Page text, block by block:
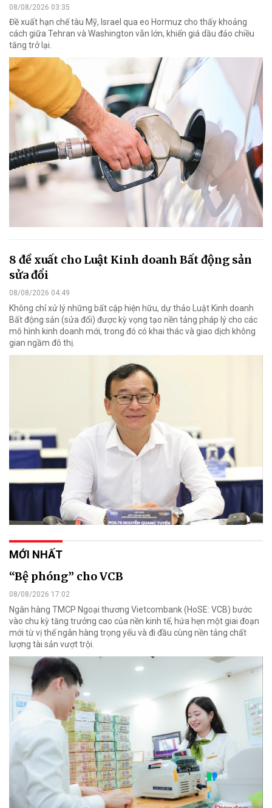
08/08/2026 03:35
Đề xuất hạn chế tàu Mỹ, Israel qua eo Hormuz cho thấy khoảng
cách giữa Tehran và Washington vẫn lớn, khiến giá dầu đảo chiều
tăng trở lại.
8 đề xuất cho Luật Kinh doanh Bất động sản
sửa đổi
08/08/2026 04:49
Không chỉ xử lý những bất cập hiện hữu, dự thảo Luật Kinh doanh
Bất động sản (sửa đổi) được kỳ vọng tạo nền tảng pháp lý cho các
mô hình kinh doanh mới, trong đó có khai thác và giao dịch không
gian ngầm đô thị.
MỚI NHẤT
“Bệ phóng” cho VCB
08/08/2026 17:02
Ngân hàng TMCP Ngoại thương Vietcombank (HoSE: VCB) bước
vào chu kỳ tăng trưởng cao của nền kinh tế, hứa hẹn một giai đoạn
mới từ vị thế ngân hàng trọng yếu và đi đầu cùng nền tảng chất
lượng tài sản vượt trội.